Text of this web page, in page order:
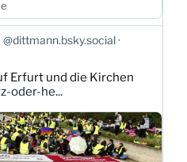
@dittmann.bsky.social
Erfurt und die Kirchen
oder-he...